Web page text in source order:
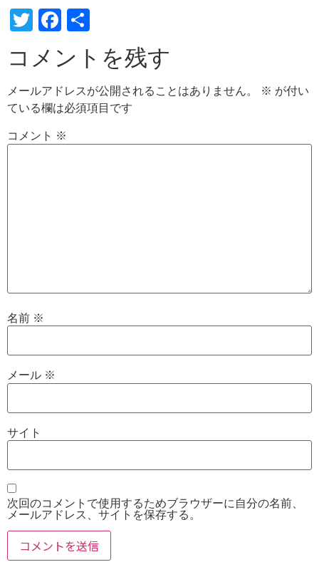
TwitterFacebook
有
コメントを残す
メールアドレスが公開されることはありません。 ※ が付い
ている欄は必須項目です
コメント ※
名前 ※
メール ※
サイト
次回のコメントで使用するためブラウザーに自分の名前、
メールアドレス、サイトを保存する。